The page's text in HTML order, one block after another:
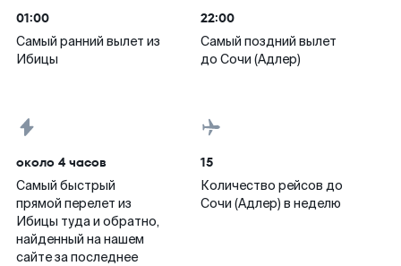
01:00
Самый ранний вылет из
Ибицы
22:00
Самый поздний вылет
до Сочи (Адлер)
около 4 часов
Самый быстрый
прямой перелет из
Ибицы туда и обратно,
найденный на нашем
сайте за последнее
15
Количество рейсов до
Сочи (Адлер) в неделю